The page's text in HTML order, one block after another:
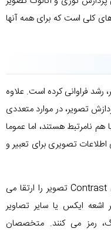
کلی است که برای همه آنها
رشد فراوانی کرده است. علاوه
تصویر، در موارد متعددی
نامرتبط هستند، اما عموما
تصویری برای تعبیر و
برای نمونه در پزشکی شیوه های رایانه ای Contrast تصویر را ارتقا می
اشعه ایکس یا سایر تصاویر
رمز می کنند. متخصصان